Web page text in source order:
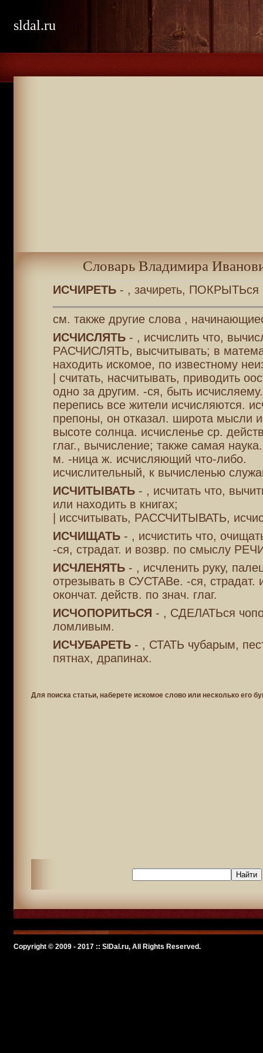
sldal.ru
Словарь Владимира
ИСЧИРЕТЬ- , зачиреть, ПОКРЫТЬся
см. также другие слова ,
ИСЧИСЛЯТЬ- , исчислить что,
РАСЧИСЛЯТЬ, высчитывать; в
находить искомое, по известному
| считать, насчитывать, приводить
одно за другим. -ся, быть
перепись все жители исчисляются.
препоны, он отказал. широта мысли
высоте солнца. исчисленье ср.
глаг., вычисление; также самая
м. -ница ж. исчисляющий что-либо.
исчислительный, к вычисленью
ИСЧИТЫВАТЬ- , исчитать что,
или находить в книгах;
| иссчитывать, РАССЧИТЫВАТЬ,
ИСЧИЩАТЬ- , исчистить что,
-ся, страдат. и возвр. по смыслу
ИСЧЛЕНЯТЬ- , исчленить руку,
отрезывать в СУСТАВе. -ся, страдат.
окончат. действ. по знач. глаг.
ИСЧОПОРИТЬСЯ - , СДЕЛАТЬся
ломливым.
ИСЧУБАРЕТЬ- , СТАТЬ чубарым,
пятнах, драпинах.
Для поиска статьи, наберете искомое слово или несколько его
Copyright © 2009 - 2017 :: SlDal.ru, All Rights Reserved.